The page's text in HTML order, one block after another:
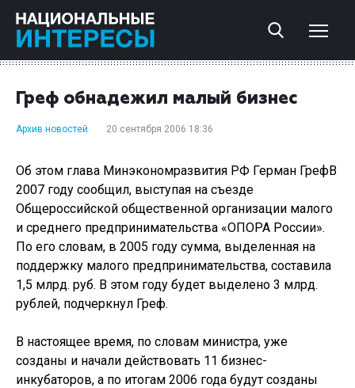
Греф обнадежил малый бизнес
Архив новостей 20 сентября 2006 18:36
Об этом глава Минэкономразвития РФ Герман ГрефВ
2007 году сообщил, выступая на съезде
Общероссийской общественной организации малого
и среднего предпринимательства «ОПОРА России».
По его словам, в 2005 году сумма, выделенная на
поддержку малого предпринимательства, составила
1,5 млрд. руб. В этом году будет выделено 3 млрд.
рублей, подчеркнул Греф.
В настоящее время, по словам министра, уже
созданы и начали действовать 11 бизнес-
инкубаторов, а по итогам 2006 года будут созданы